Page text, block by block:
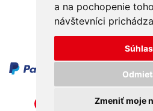
a na pochopenie
návštevníci
Zmeniť moje
Reklamácie